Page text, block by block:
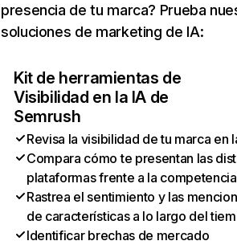
presencia de tu marca? Prueba
soluciones de marketing de IA:
Kit de herramientas de
Visibilidad en la IA de
Semrush
Revisa la visibilidad de tu marca en
Compara cómo te presentan las
plataformas frente a la competencia
Rastrea el sentimiento y las
de características a lo largo del
Identificar brechas de mercado